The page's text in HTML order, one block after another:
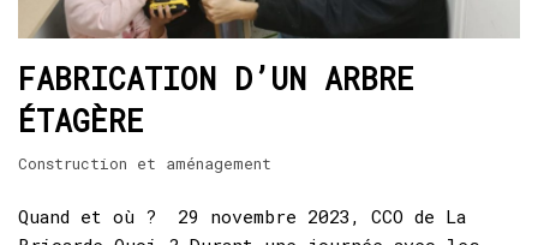
FABRICATION D’UN ARBRE
ÉTAGÈRE
Construction et aménagement
Quand et où ? 29 novembre 2023, CCO de La